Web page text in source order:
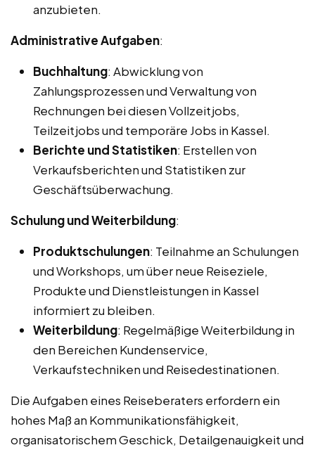
anzubieten.
Administrative Aufgaben:
Buchhaltung: Abwicklung von
Zahlungsprozessen und Verwaltung von
Rechnungen bei diesen Vollzeitjobs,
Teilzeitjobs und temporäre Jobs in Kassel.
Berichte und Statistiken: Erstellen von
Verkaufsberichten und Statistiken zur
Geschäftsüberwachung.
Schulung und Weiterbildung:
Produktschulungen: Teilnahme an Schulungen
und Workshops, um über neue Reiseziele,
Produkte und Dienstleistungen in Kassel
informiert zu bleiben.
Weiterbildung: Regelmäßige Weiterbildung in
den Bereichen Kundenservice,
Verkaufstechniken und Reisedestinationen.
Die Aufgaben eines Reiseberaters erfordern ein
hohes Maß an Kommunikationsfähigkeit,
organisatorischem Geschick, Detailgenauigkeit und